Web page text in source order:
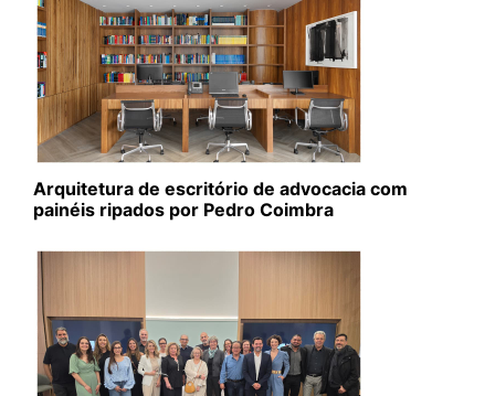
Arquitetura de escritório de advocacia com
painéis ripados por Pedro Coimbra